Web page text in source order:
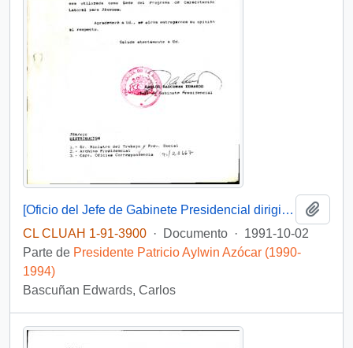
[Oficio del Jefe de Gabinete Presidencial dirigido al Ministro del Trabajo y Previsión Social]
CL CLUAH 1-91-3900 · Documento · 1991-10-02
Parte de Presidente Patricio Aylwin Azócar (1990-
1994)
Bascuñan Edwards, Carlos